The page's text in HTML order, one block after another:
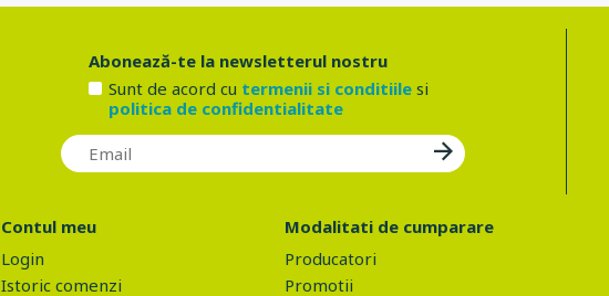
Abonează-te la newsletterul nostru
Sunt de acord cu termenii si conditiilesi
politica de confidentialitate
Contul meu
Login
Istoric comenzi
Modalitati de cumparare
Producatori
Promotii